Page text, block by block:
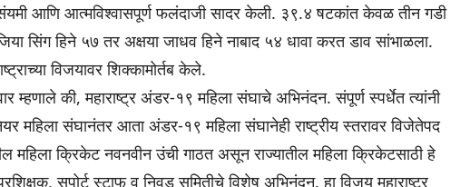
संयमी आणि आत्मविश्वासपूर्ण फलंदाजी सादर केली. ३९.४ षटकांत केवळ तीन गडी
सिंग हिने ५७ तर अक्षया जाधव हिने नाबाद ५४ धावा करत डाव सांभाळला.
विजयावर शिक्कामोर्तब केले.
म्हणाले की, महाराष्ट्र अंडर-१९ महिला संघाचे अभिनंदन. संपूर्ण स्पर्धेत त्यांनी
महिला संघानंतर आता अंडर-१९ महिला संघानेही राष्ट्रीय स्तरावर विजेतेपद
महिला क्रिकेट नवनवीन उंची गाठत असून राज्यातील महिला क्रिकेटसाठी हे
सपोर्ट स्टाफ व निवड समितीचे विशेष अभिनंदन. हा विजय महाराष्ट्र